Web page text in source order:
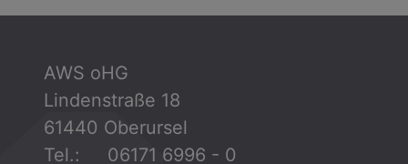
AWS oHG
Lindenstraße 18
61440 Oberursel
Tel.: 06171 6996 - 0